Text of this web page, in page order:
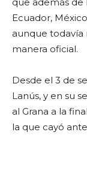
Ecuador,
aunque
manera oficial.
Desde el 3 de
Lanús, y en su
al Grana a la
la que cayó